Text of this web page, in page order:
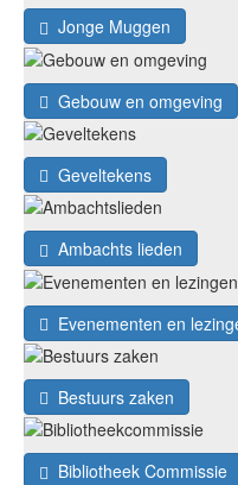
Jonge Muggen
Gebouw en omgeving
Geveltekens
Ambachts lieden
Evenementen en
Bestuurs zaken
Bibliotheek Commissie